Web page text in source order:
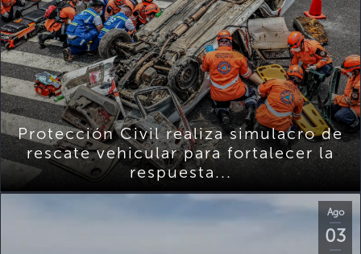
Protección Civil realiza simulacro de
rescate vehicular para fortalecer la
respuesta...
Ago
03